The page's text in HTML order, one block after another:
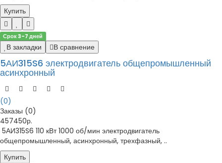
Купить
Срок 3-7 дней
В закладки В сравнение
5АИ315S6 электродвигатель общепромышленный
асинхронный
(0)
Заказы (0)
457450р.
5АИ315S6 110 кВт 1000 об/мин электродвигатель
общепромышленный, асинхронный, трехфазный, ..
Купить